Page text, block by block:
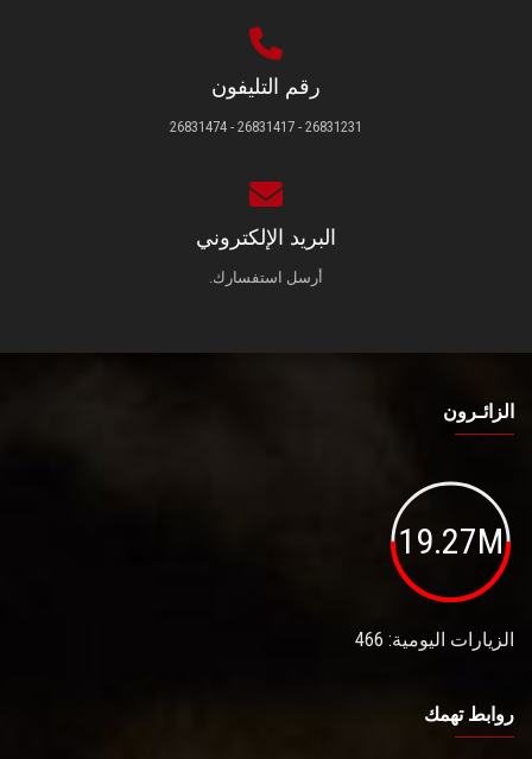
رقم التليفون
26831231 - 26831417 - 26831474
البريد الإلكتروني
أرسل استفسارك.
الزائـرون
19.27M
الزيارات اليومية: 466
روابط تهمك